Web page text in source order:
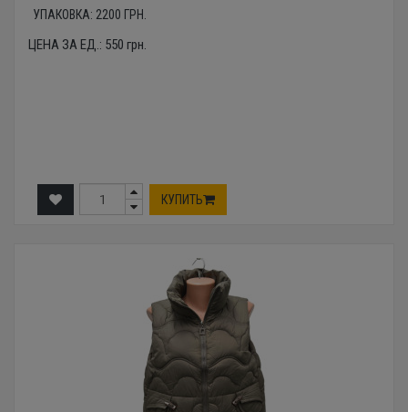
УПАКОВКА: 2200 ГРН.
ЦЕНА ЗА ЕД.: 550 грн.
КУПИТЬ